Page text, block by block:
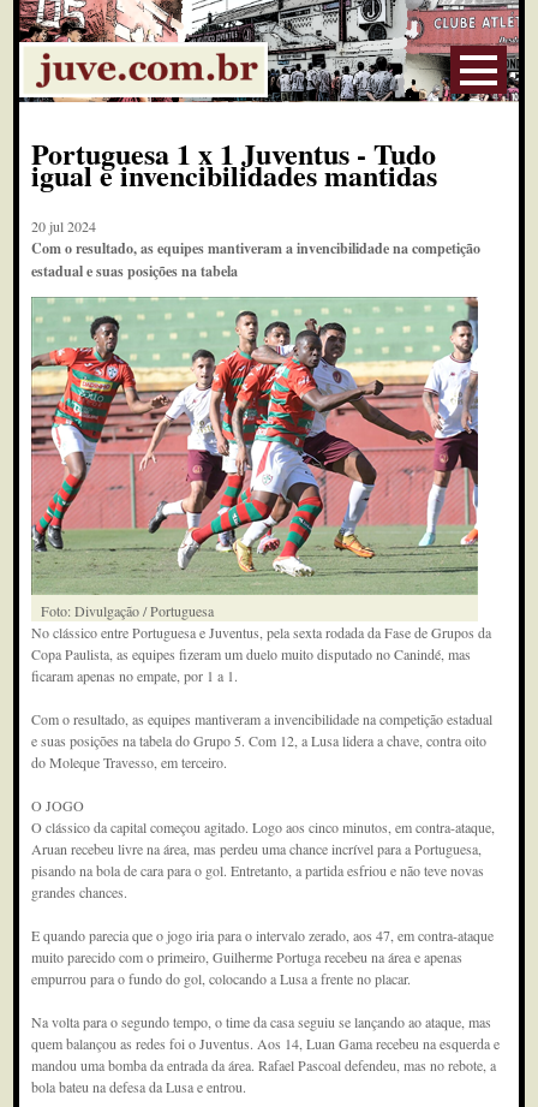
Portuguesa 1 x 1 Juventus - Tudo
igual e invencibilidades mantidas
20 jul 2024
Com o resultado, as equipes mantiveram a invencibilidade na competição
estadual e suas posições na tabela
Foto: Divulgação / Portuguesa
No clássico entre Portuguesa e Juventus, pela sexta rodada da Fase de Grupos da
Copa Paulista, as equipes fizeram um duelo muito disputado no Canindé, mas
ficaram apenas no empate, por 1 a 1.
Com o resultado, as equipes mantiveram a invencibilidade na competição estadual
e suas posições na tabela do Grupo 5. Com 12, a Lusa lidera a chave, contra oito
do Moleque Travesso, em terceiro.
O JOGO
O clássico da capital começou agitado. Logo aos cinco minutos, em contra-ataque,
Aruan recebeu livre na área, mas perdeu uma chance incrível para a Portuguesa,
pisando na bola de cara para o gol. Entretanto, a partida esfriou e não teve novas
grandes chances.
E quando parecia que o jogo iria para o intervalo zerado, aos 47, em contra-ataque
muito parecido com o primeiro, Guilherme Portuga recebeu na área e apenas
empurrou para o fundo do gol, colocando a Lusa a frente no placar.
Na volta para o segundo tempo, o time da casa seguiu se lançando ao ataque, mas
quem balançou as redes foi o Juventus. Aos 14, Luan Gama recebeu na esquerda e
mandou uma bomba da entrada da área. Rafael Pascoal defendeu, mas no rebote, a
bola bateu na defesa da Lusa e entrou.